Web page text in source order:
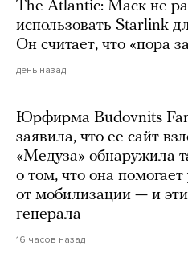
The Atlantic: Маск не
использовать Starlink
Он считает, что «пора
день назад
Юрфирма Budovnits
заявила, что ее сайт
«Медуза» обнаружила
о том, что она помогает
от мобилизации — и
генерала
16 часов назад